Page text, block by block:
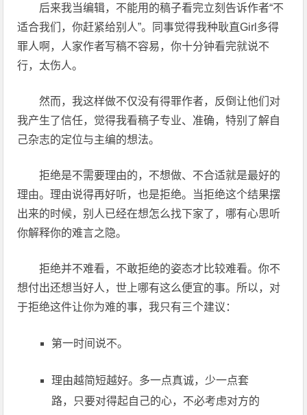
后来我当编辑，不能用的稿子看完立刻告诉作者“不
适合我们，你赶紧给别人”。同事觉得我种耿直Girl多得
罪人啊，人家作者写稿不容易，你十分钟看完就说不
行，太伤人。
然而，我这样做不仅没有得罪作者，反倒让他们对
我产生了信任，觉得我看稿子专业、准确，特别了解自
己杂志的定位与主编的想法。
拒绝是不需要理由的，不想做、不合适就是最好的
理由。理由说得再好听，也是拒绝。当拒绝这个结果摆
出来的时候，别人已经在想怎么找下家了，哪有心思听
你解释你的难言之隐。
拒绝并不难看，不敢拒绝的姿态才比较难看。你不
想付出还想当好人，世上哪有这么便宜的事。所以，对
于拒绝这件让你为难的事，我只有三个建议：
第一时间说不。
理由越简短越好。多一点真诚，少一点套
路，只要对得起自己的心，不必考虑对方的